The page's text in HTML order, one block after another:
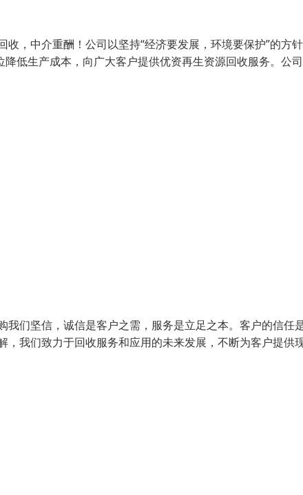
，中介重酬！公司以坚持“经济要发展，环境要保护”的方
低生产成本，向广大客户提供优资再生资源回收服务。公司
们坚信，诚信是客户之需，服务是立足之本。客户的信任
我们致力于回收服务和应用的未来发展，不断为客户提供